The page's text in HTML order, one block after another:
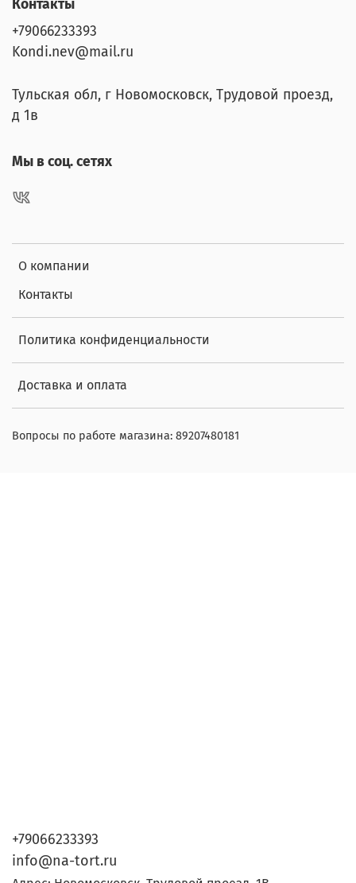
О компании
Контакты
Политика конфиденциальности
Доставка и оплата
Контакты
+79066233393
Kondi.nev@mail.ru
Тульская обл, г Новомосковск, Трудовой проезд,
д 1в
Мы в соц. сетях
Вопросы по работе магазина: 89207480181
+79066233393
info@na-tort.ru